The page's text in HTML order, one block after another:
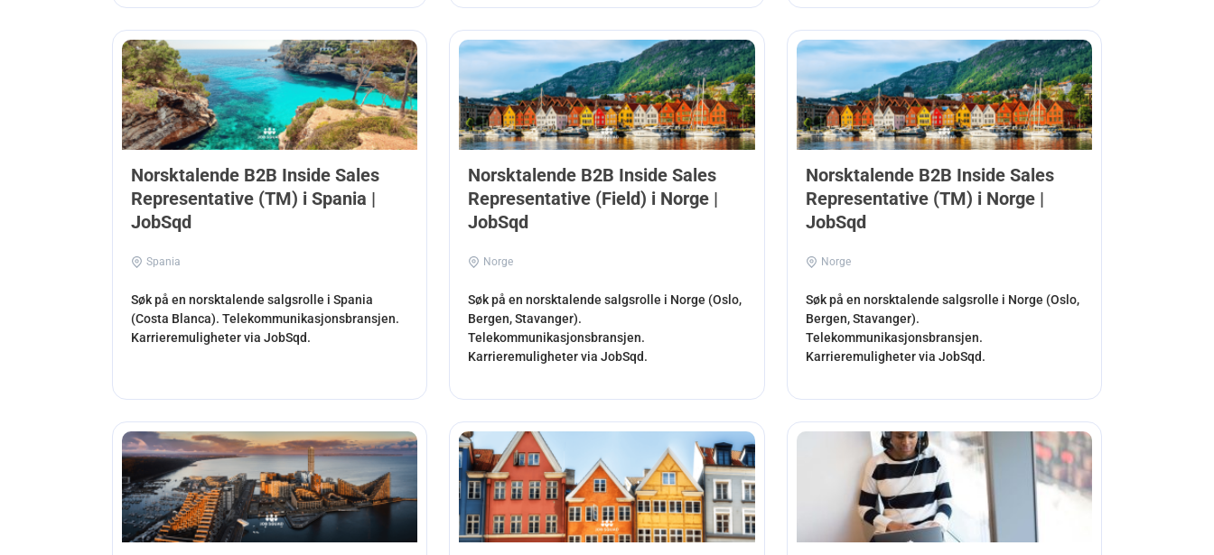
Norsktalende B2B Inside Sales
Representative (TM) i Spania |
JobSqd
Spania
Søk på en norsktalende salgsrolle i Spania
(Costa Blanca). Telekommunikasjonsbransjen.
Karrieremuligheter via JobSqd.
Norsktalende B2B Inside Sales
Representative (Field) i Norge |
JobSqd
Norge
Søk på en norsktalende salgsrolle i Norge (Oslo,
Bergen, Stavanger).
Telekommunikasjonsbransjen.
Karrieremuligheter via JobSqd.
Norsktalende B2B Inside Sales
Representative (TM) i Norge |
JobSqd
Norge
Søk på en norsktalende salgsrolle i Norge (Oslo,
Bergen, Stavanger).
Telekommunikasjonsbransjen.
Karrieremuligheter via JobSqd.